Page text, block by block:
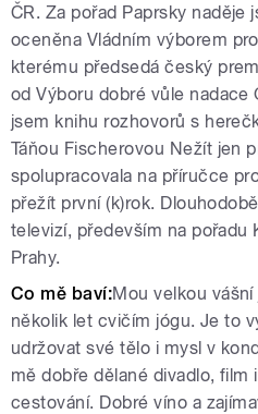
ČR. Za pořad Paprsky naděje
oceněna Vládním výborem
kterému předsedá český
od Výboru dobré vůle nadace
jsem knihu rozhovorů s
Táňou Fischerovou Nežít jen
spolupracovala na příručce
přežít první (k)rok.
televizí, především na pořadu
Prahy.
Co mě baví:Mou velkou
několik let cvičím jógu. Je to
udržovat své tělo i mysl v
mě dobře dělané divadlo, film
cestování. Dobré víno a